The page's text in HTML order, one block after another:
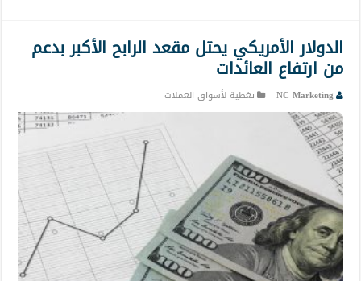
الدولار الأمريكي يحتل مقعد الرابح الأكبر بدعم
من ارتفاع العائدات
NC Marketing تغطية لأسواق العملات